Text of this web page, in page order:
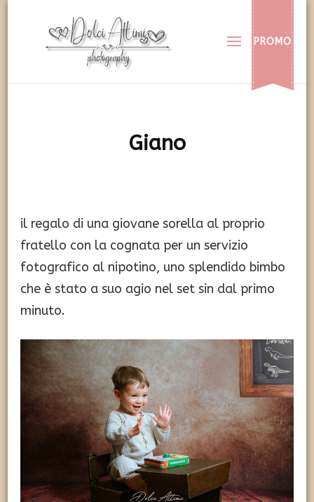
Dolci Attimi
Rendiamo immortali i vostri dolci momenti
PROMO
Giano
il regalo di una giovane sorella al proprio
fratello con la cognata per un servizio
fotografico al nipotino, uno splendido bimbo
che è stato a suo agio nel set sin dal primo
minuto.